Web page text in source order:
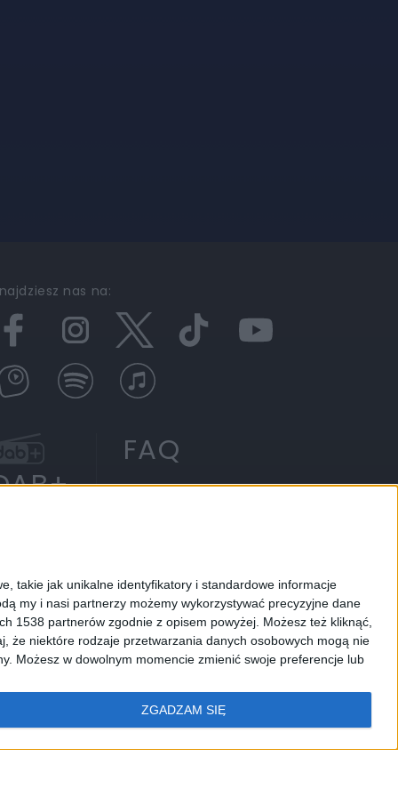
takie jak unikalne identyfikatory i standardowe informacje
my i nasi partnerzy możemy wykorzystywać precyzyjne dane
1538 partnerów zgodnie z opisem powyżej. Możesz też kliknąć,
że niektóre rodzaje przetwarzania danych osobowych mogą nie
Możesz w dowolnym momencie zmienić swoje preferencje lub
ZGADZAM SIĘ
nas na:
FAQ
RADIO CHOPIN RCKL PODCASTY